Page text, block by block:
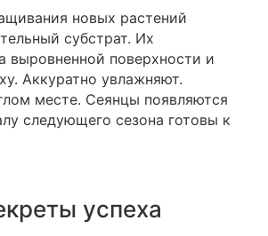
новых растений
субстрат. Их
выровненной поверхности и
Аккуратно увлажняют.
месте. Сеянцы появляются
следующего сезона готовы к
успеха